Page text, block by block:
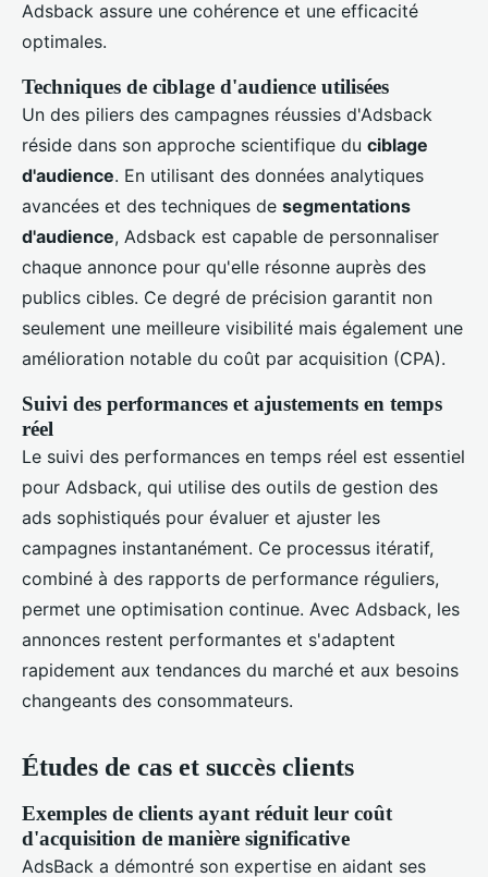
Adsback assure une cohérence et une efficacité
optimales.
Techniques de ciblage d'audience utilisées
Un des piliers des campagnes réussies d'Adsback
réside dans son approche scientifique du ciblage
d'audience. En utilisant des données analytiques
avancées et des techniques de segmentations
d'audience, Adsback est capable de personnaliser
chaque annonce pour qu'elle résonne auprès des
publics cibles. Ce degré de précision garantit non
seulement une meilleure visibilité mais également une
amélioration notable du coût par acquisition (CPA).
Suivi des performances et ajustements en temps
réel
Le suivi des performances en temps réel est essentiel
pour Adsback, qui utilise des outils de gestion des
ads sophistiqués pour évaluer et ajuster les
campagnes instantanément. Ce processus itératif,
combiné à des rapports de performance réguliers,
permet une optimisation continue. Avec Adsback, les
annonces restent performantes et s'adaptent
rapidement aux tendances du marché et aux besoins
changeants des consommateurs.
Études de cas et succès clients
Exemples de clients ayant réduit leur coût
d'acquisition de manière significative
AdsBack a démontré son expertise en aidant ses